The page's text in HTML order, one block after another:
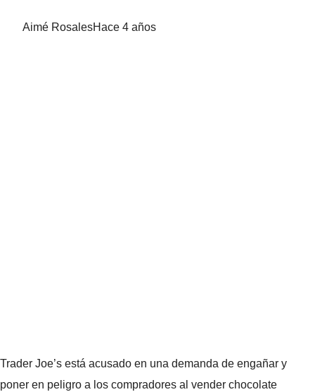
Aimé RosalesHace 4 años
Trader Joe’s está acusado en una demanda de engañar y
poner en peligro a los compradores al vender chocolate